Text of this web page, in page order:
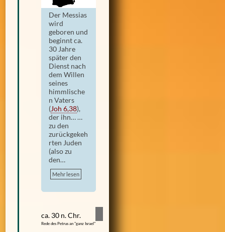
Der Messias
wird
geboren und
beginnt ca.
30 Jahre
später den
Dienst nach
dem Willen
seines
himmlische
n Vaters
(Joh 6,38),
der ihn… …
zu den
zurückgekeh
rten Juden
(also zu
den…
Mehr lesen
ca. 30 n. Chr.
Rede des Petrus an "ganz Israel"